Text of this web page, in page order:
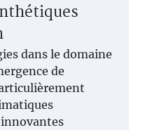
dans le domaine
de
innovantes